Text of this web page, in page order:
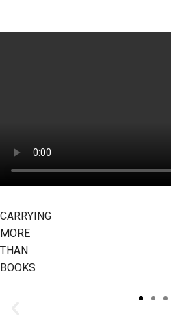
CARRYING
MORE
THAN
BOOKS